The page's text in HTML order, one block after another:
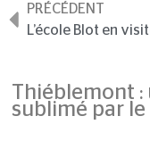
PRÉCÉDENT
Thiéblemont :
sublimé par